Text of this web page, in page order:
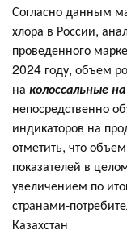
Согласно данным
хлора в России,
проведенного
2024 году, объем
на колоссальные
непосредственно
индикаторов на
отметить, что
показателей в
увеличением по
странами-
Казахстан